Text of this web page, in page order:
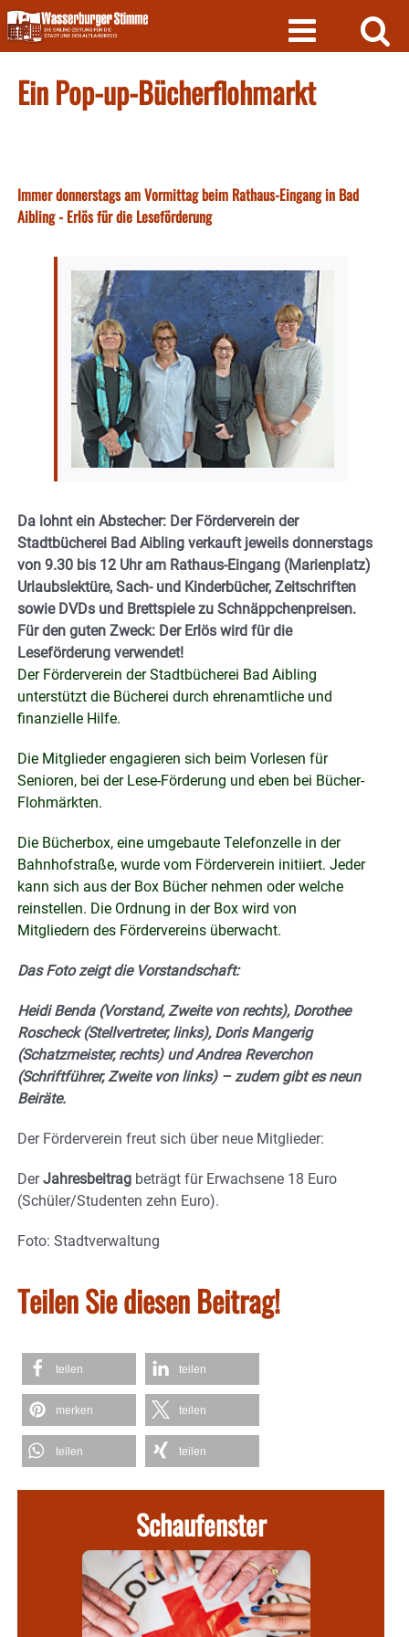
Skip
to
content
Ein Pop-up-Bücherflohmarkt
Immer donnerstags am Vormittag beim Rathaus-Eingang in Bad
Aibling - Erlös für die Leseförderung
Da lohnt ein Abstecher: Der Förderverein der
Stadtbücherei Bad Aibling verkauft jeweils donnerstags
von 9.30 bis 12 Uhr am Rathaus-Eingang (Marienplatz)
Urlaubslektüre, Sach- und Kinderbücher, Zeitschriften
sowie DVDs und Brettspiele zu Schnäppchenpreisen.
Für den guten Zweck: Der Erlös wird für die
Leseförderung verwendet!
Der Förderverein der Stadtbücherei Bad Aibling
unterstützt die Bücherei durch ehrenamtliche und
finanzielle Hilfe.
Die Mitglieder engagieren sich beim Vorlesen für
Senioren, bei der Lese-Förderung und eben bei Bücher-
Flohmärkten.
Die Bücherbox, eine umgebaute Telefonzelle in der
Bahnhofstraße, wurde vom Förderverein initiiert. Jeder
kann sich aus der Box Bücher nehmen oder welche
reinstellen. Die Ordnung in der Box wird von
Mitgliedern des Fördervereins überwacht.
Das Foto zeigt die Vorstandschaft:
Heidi Benda (Vorstand, Zweite von rechts), Dorothee
Roscheck (Stellvertreter, links), Doris Mangerig
(Schatzmeister, rechts) und Andrea Reverchon
(Schriftführer, Zweite von links) – zudem gibt es neun
Beiräte.
Der Förderverein freut sich über neue Mitglieder:
DerJahresbeitrag beträgt für Erwachsene 18 Euro
(Schüler/Studenten zehn Euro).
Foto: Stadtverwaltung
Teilen Sie diesen Beitrag!
teilen teilen
merken teilen
teilen teilen
Schaufenster